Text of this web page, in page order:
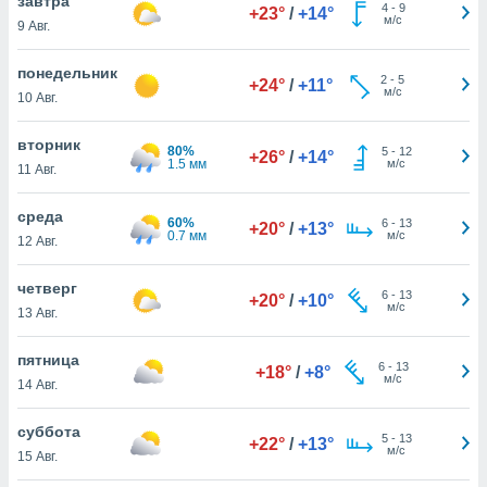
действия
на веб-
основе.
нашей
cookie
в
ВЫ
9 Авг.
+23° / +14° 4- 9
м/с
понедельник
10 Авг.
+24° / +11° 2 -5
м/с
вторник
11 Авг.
80%
1.5 мм
+26° / +14° 5- 12
м/с
среда
12 Авг.
60%
0.7 мм
+20° / +13° 6- 13
м/с
четверг
13 Авг.
+20° / +10° 6- 13
м/с
пятница
14 Авг.
+18° / +8° 6- 13
м/с
суббота
15 Авг.
+22° / +13° 5- 13
м/с